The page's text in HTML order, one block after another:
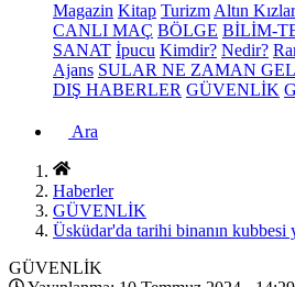
Magazin Kitap Turizm Altın
CANLI MAÇ BÖLGE BİLİM-
SANAT İpucu Kimdir? Nedir?
Ajans SULAR NE ZAMAN
DIŞ HABERLER GÜVENLİK
Ara
Haberler
GÜVENLİK
Üsküdar'da tarihi binanın kubbesi
GÜVENLİK